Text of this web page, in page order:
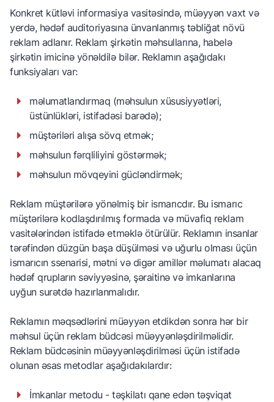
Konkret kütləvi informasiya vasitəsində, müəyyən vaxt və
yerdə, hədəf auditoriyasına ünvanlanmış təbliğat növü
reklam adlanır. Reklam şirkətin məhsullarına, habelə
şirkətin imicinə yönəldilə bilər. Reklamın aşağıdakı
funksiyaları var:
məlumatlandırmaq (məhsulun xüsusiyyətləri,
üstünlükləri, istifadəsi barədə);
müştəriləri alışa sövq etmək;
məhsulun fərqliliyini göstərmək;
məhsulun mövqeyini gücləndirmək;
Reklam müştərilərə yönəlmiş bir ismarıcdır. Bu ismarıc
müştərilərə kodlaşdırılmış formada və müvafiq reklam
vasitələrindən istifadə etməklə ötürülür. Reklamın insanlar
tərəfindən düzgün başa düşülməsi və uğurlu olması üçün
ismarıcın ssenarisi, mətni və digər amillər məlumatı alacaq
hədəf qrupların səviyyəsinə, şəraitinə və imkanlarına
uyğun surətdə hazırlanmalıdır.
Reklamın məqsədlərini müəyyən etdikdən sonra hər bir
məhsul üçün reklam büdcəsi müəyyənləşdirilməlidir.
Reklam büdcəsinin müəyyənləşdirilməsi üçün istifadə
olunan əsas metodlar aşağıdakılardır:
İmkanlar metodu - təşkilatı qane edən təşviqat